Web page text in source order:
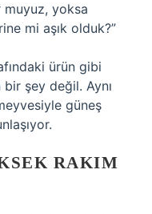
yoksa
mi aşık olduk?”
ürün gibi
bir şey değil. Aynı
güneş
RAKIM